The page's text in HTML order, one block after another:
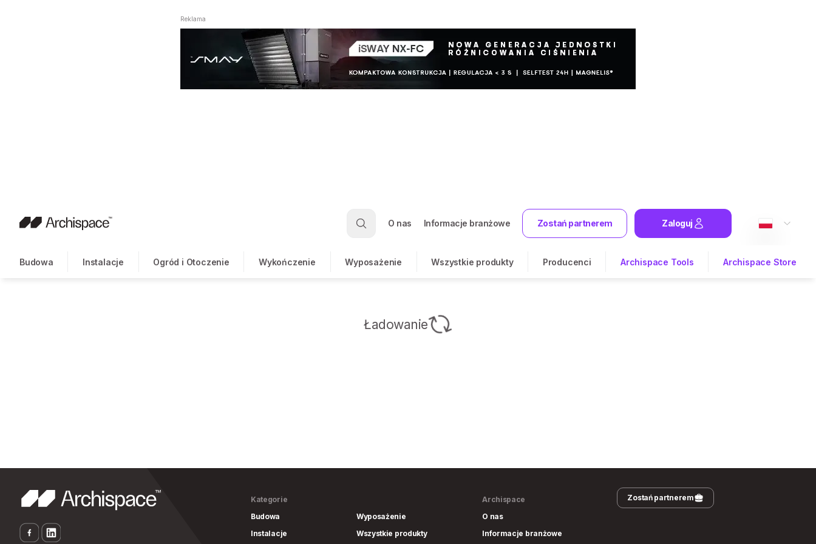
Reklama
O nas Informacje branżowe Zostań partnerem Zaloguj
Budowa Instalacje Ogród i Otoczenie Wykończenie Wyposażenie Wszystkie produkty Producenci Archispace Tools Archispace Store
Ładowanie
Kategorie
Budowa
Instalacje
Wyposażenie
Wszystkie produkty
Archispace
O nas
Informacje branżowe
Zostań partnerem